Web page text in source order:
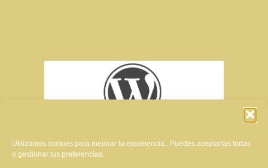
Utilizamos cookies para mejorar tu experiencia.. Puedes aceptarlas todas
o gestionar tus preferencias.